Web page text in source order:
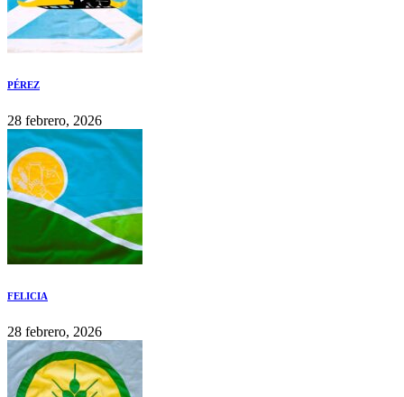
PÉREZ
28 febrero, 2026
FELICIA
28 febrero, 2026